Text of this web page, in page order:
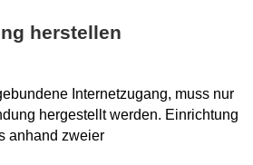
herstellen
Internetzugang, muss nur
hergestellt werden. Einrichtung
anhand zweier